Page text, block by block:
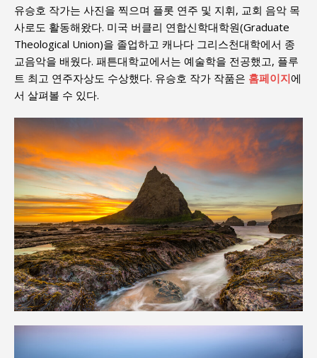
유승호 작가는 사진을 찍으며 플롯 연주 및 지휘, 교회 음악 목
사로도 활동해왔다. 미국 버클리 연합신학대학원(Graduate
Theological Union)을 졸업하고 캐나다 그리스천대학에서 종
교음악을 배웠다. 패튼대학교에서는 예술학을 전공했고, 플루
트 최고 연주자상도 수상했다. 유승호 작가 작품은 홈페이지에
서 살펴볼 수 있다.